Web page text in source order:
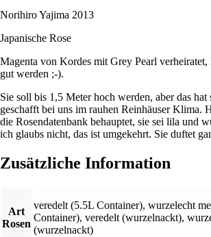
Norihiro Yajima 2013
Japanische Rose
Magenta von Kordes mit Grey Pearl
gut werden ;-).
Sie soll bis 1,5 Meter hoch werden, aber das
geschafft bei uns im rauhen Reinhäuser Klima.
die Rosendatenbank behauptet, sie sei lila und
ich glaubs nicht, das ist umgekehrt. Sie duftet
Zusätzliche Information
Art
Rosen
veredelt (5.5L Container), wurzelecht
Container), veredelt (wurzelnackt),
(wurzelnackt)